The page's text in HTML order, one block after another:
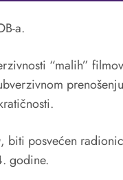
a.
“malih”
, biti posvećen
godine.